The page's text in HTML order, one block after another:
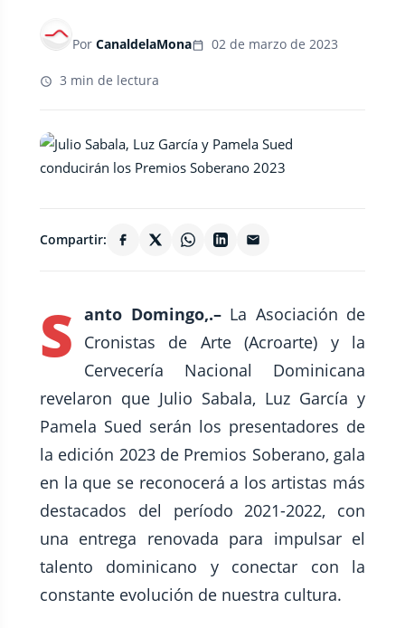
Por CanaldelaMona 02 de marzo de 2023
3 min de lectura
Compartir:
S anto Domingo,.–La Asociación de
Cronistas de Arte (Acroarte) y la
Cervecería Nacional Dominicana
revelaron que Julio Sabala, Luz García y
Pamela Sued serán los presentadores de
la edición 2023 de Premios Soberano, gala
en la que se reconocerá a los artistas más
destacados del período 2021-2022, con
una entrega renovada para impulsar el
talento dominicano y conectar con la
constante evolución de nuestra cultura.